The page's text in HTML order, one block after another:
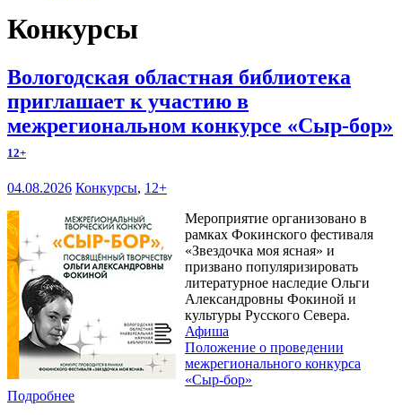
Конкурсы
Вологодская областная библиотека
приглашает к участию в
межрегиональном конкурсе «Сыр-бор»
12+
04.08.2026 Конкурсы, 12+
Мероприятие организовано в
рамках Фокинского фестиваля
«Звездочка моя ясная» и
призвано популяризировать
литературное наследие Ольги
Александровны Фокиной и
культуры Русского Севера.
Афиша
Положение о проведении
межрегионального конкурса
«Сыр-бор»
Подробнее